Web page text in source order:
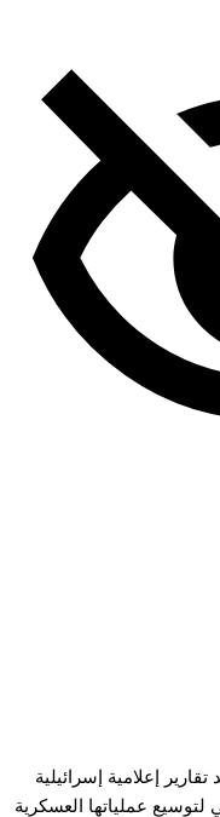
تقارير إعلامية إسرائيلية
لتوسيع عملياتها العسكرية